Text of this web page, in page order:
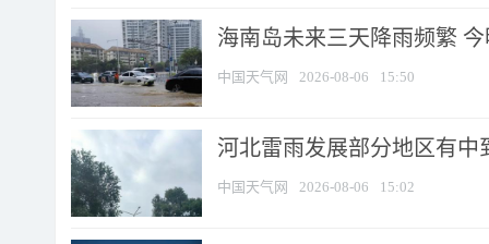
海南岛未来三天降雨频繁
中国天气网 2026-08-06 15:50
河北雷雨发展部分地区有中
中国天气网 2026-08-06 15:02